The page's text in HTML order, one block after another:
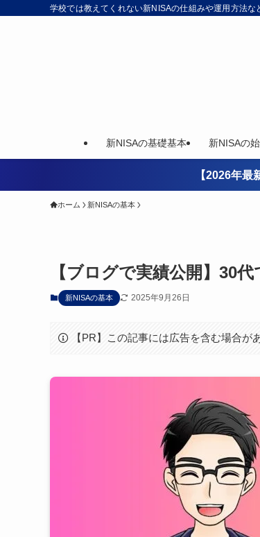
学校では教えてくれない新NISAの仕組みや運用方法な
新NISAの基礎基本 新NISAの
【2026年
ホーム 新NISAの基本
【ブログで実績公開】30
新NISAの基本 2025年9月26日
【PR】この記事には広告を含む場合が